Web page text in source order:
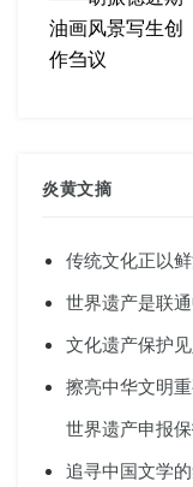
油画风景写生创
作刍议
炎黄文摘
传统文化正以
世界遗产是联
文化遗产保护
擦亮中华文明
世界遗产申报
追寻中国文学